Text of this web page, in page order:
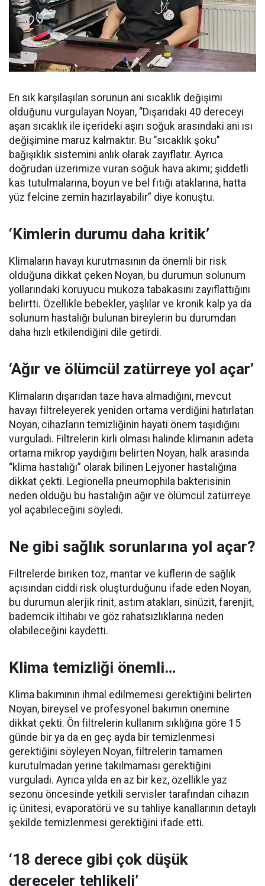
En sık karşılaşılan sorunun ani sıcaklık değişimi
olduğunu vurgulayan Noyan, “Dışarıdaki 40 dereceyi
aşan sıcaklık ile içerideki aşırı soğuk arasındaki ani ısı
değişimine maruz kalmaktır. Bu "sıcaklık şoku"
bağışıklık sistemini anlık olarak zayıflatır. Ayrıca
doğrudan üzerimize vuran soğuk hava akımı; şiddetli
kas tutulmalarına, boyun ve bel fıtığı ataklarına, hatta
yüz felcine zemin hazırlayabilir” diye konuştu.
‘Kimlerin durumu daha kritik’
Klimaların havayı kurutmasının da önemli bir risk
olduğuna dikkat çeken Noyan, bu durumun solunum
yollarındaki koruyucu mukoza tabakasını zayıflattığını
belirtti. Özellikle bebekler, yaşlılar ve kronik kalp ya da
solunum hastalığı bulunan bireylerin bu durumdan
daha hızlı etkilendiğini dile getirdi.
‘Ağır ve ölümcül zatürreye yol açar’
Klimaların dışarıdan taze hava almadığını, mevcut
havayı filtreleyerek yeniden ortama verdiğini hatırlatan
Noyan, cihazların temizliğinin hayati önem taşıdığını
vurguladı. Filtrelerin kirli olması halinde klimanın adeta
ortama mikrop yaydığını belirten Noyan, halk arasında
“klima hastalığı” olarak bilinen Lejyoner hastalığına
dikkat çekti. Legionella pneumophila bakterisinin
neden olduğu bu hastalığın ağır ve ölümcül zatürreye
yol açabileceğini söyledi.
Ne gibi sağlık sorunlarına yol açar?
Filtrelerde biriken toz, mantar ve küflerin de sağlık
açısından ciddi risk oluşturduğunu ifade eden Noyan,
bu durumun alerjik rinit, astım atakları, sinüzit, farenjit,
bademcik iltihabı ve göz rahatsızlıklarına neden
olabileceğini kaydetti.
Klima temizliği önemli…
Klima bakımının ihmal edilmemesi gerektiğini belirten
Noyan, bireysel ve profesyonel bakımın önemine
dikkat çekti. Ön filtrelerin kullanım sıklığına göre 15
günde bir ya da en geç ayda bir temizlenmesi
gerektiğini söyleyen Noyan, filtrelerin tamamen
kurutulmadan yerine takılmaması gerektiğini
vurguladı. Ayrıca yılda en az bir kez, özellikle yaz
sezonu öncesinde yetkili servisler tarafından cihazın
iç ünitesi, evaporatörü ve su tahliye kanallarının detaylı
şekilde temizlenmesi gerektiğini ifade etti.
‘18 derece gibi çok düşük
dereceler tehlikeli’